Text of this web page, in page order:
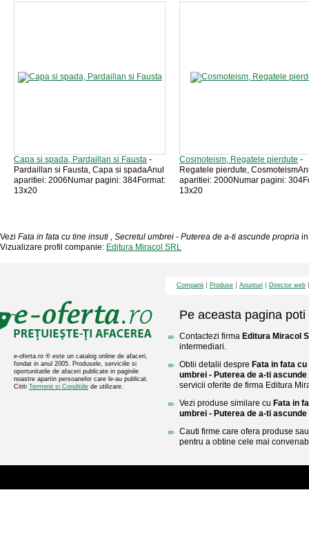
Capa si spada, Pardaillan si Fausta -
Pardaillan si Fausta, Capa si spadaAnul
aparitiei: 2006Numar pagini: 384Format:
13x20
Cosmoteism, Regatele pierdute -
Regatele pierdute,
aparitiei: 2000Numar pagini:
13x20
Vezi Fata in fata cu tine insuti , Secretul umbrei - Puterea de a-ti ascunde propria
Vizualizare profil companie: Editura Miracol SRL
e-oferta.ro ® este un catalog online de afaceri,
fondat in anul 2005. Produsele, serviciile si
oportunitatile de afaceri publicate in paginile
noastre apartin persoanelor care le-au publicat.
Cititi Termenii si Conditiile de utilizare.
Companii Produse Anunturi Director web
Pe aceasta pagina poti
Contactezi firma Editura Miracol
intermediari.
Obtii detalii despre Fata in fata
umbrei - Puterea de a-ti
servicii oferite de firma Editura
Vezi produse similare cu Fata in
umbrei - Puterea de a-ti
Cauti firme care ofera produse
pentru a obtine cele mai